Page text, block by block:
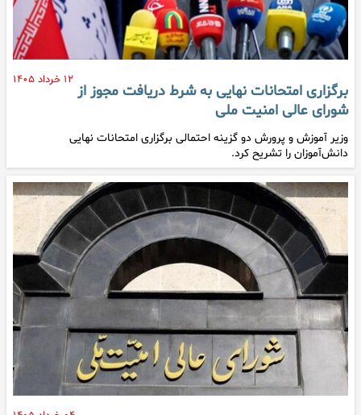
۱۲ خرداد ۱۴۰۵
برگزاری امتحانات نهایی به شرط دریافت مجوز از
شورای عالی امنیت ملی
وزیر آموزش و پرورش دو گزینه احتمالی برگزاری امتحانات نهایی
دانش‌آموزان را تشریح کرد.